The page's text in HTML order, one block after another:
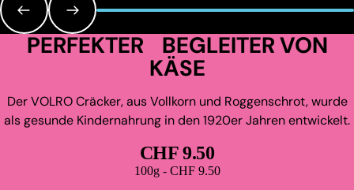
PERFEKTER BEGLEITER VON
KÄSE
Der VOLRO Cräcker, aus Vollkorn und Roggenschrot, wurde
als gesunde Kindernahrung in den 1920er Jahren entwickelt.
CHF 9.50
Grundpreis
100g - CHF 9.50